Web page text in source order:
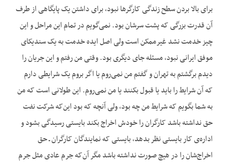
برای بالا بردن سطح زندگی کارگرها نبود، برای داشتن یک پایگاهی از طرف
آن قدرت بزرگی که پشت سرشان بود. نمی‌گویم در تمام این مراحل و این
چیز خدمت نشد غیرممکن است ولی اصل ایده خدمت به یک سندیکای
موفق ایرانی نبود، مسئله جای دیگری بود. وقتی من رفتم و این جریان را
دیدم برگشتم به تهران و گفتم من نمی‌روم یا اگر بروم یک شرایطی دارم
که آن شرایط را باید یا قبول بکنند یا من نمی‌روم. این طولانی است که من
به شما بگویم که شرایط من چه بود، ولی آنچه که بود این‌که شرکت نفت
حق نداشته باشد کارگران را خودش اخراج بکند بایستی رسیدگی بشود و
اداره‌ی کار بایستی نظر بدهد، بایستی که نمایندگان کارگران ـ حق
اخراج‌شان را در هیچ صورت نداشته باشد مگر آن‌که جرم عادی مثل جرم